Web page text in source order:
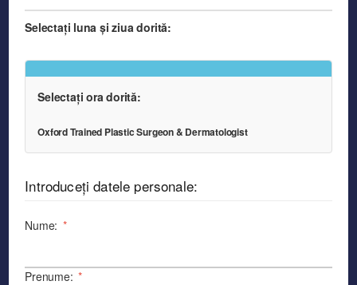
Selectați luna și ziua dorită:
Selectați ora dorită:
Oxford Trained Plastic Surgeon & Dermatologist
Introduceți datele personale:
Nume: *
Prenume: *